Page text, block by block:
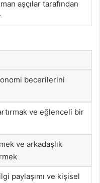
aşçılar tarafından
becerilerini
ve eğlenceli bir
ve arkadaşlık
paylaşımı ve kişisel